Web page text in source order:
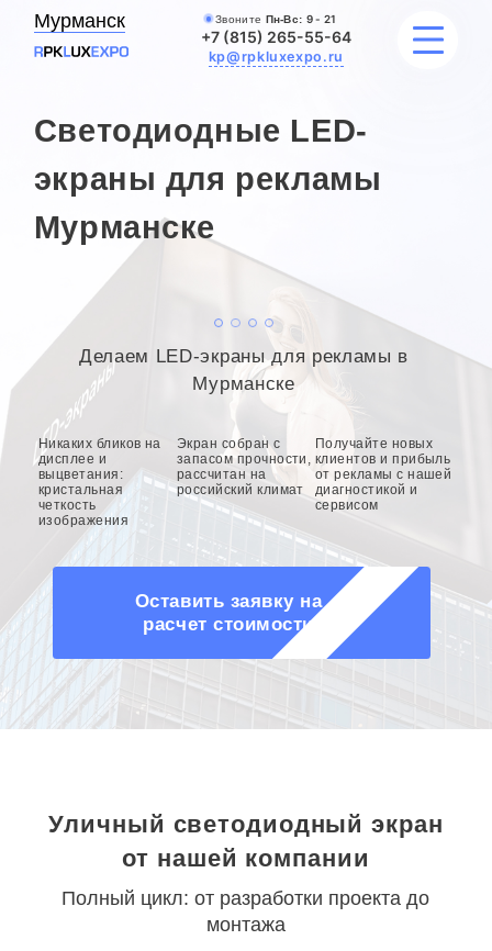
Мурманск Звоните Пн-Вс: 9 - 21
+7 (815) 265-55-64
kp@rpkluxexpo.ru
УСЛУГИ
НАШИ РАБОТЫ
АКЦИИ
БЛОГ
О КОМПАНИИ
Светодиодные LED-
экраны для рекламы
Мурманске
Делаем LED-экраны для рекламы в
Мурманске
Никаких бликов на
дисплее и
выцветания:
кристальная
четкость
изображения
Экран собран с
запасом прочности,
рассчитан на
российский климат
Получайте новых
клиентов и прибыль
от рекламы с нашей
диагностикой и
сервисом
Оставить заявку на
расчет стоимости
Уличный светодиодный экран
от нашей компании
Полный цикл: от разработки проекта до
монтажа